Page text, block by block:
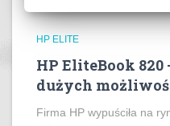
HP ELITE
HP EliteBook 820
dużych
Firma HP wypuściła na